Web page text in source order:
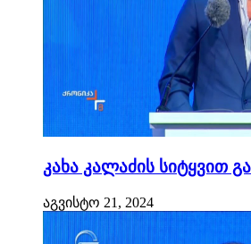
კახა კალაძის სიტყვით
აგვისტო 21, 2024